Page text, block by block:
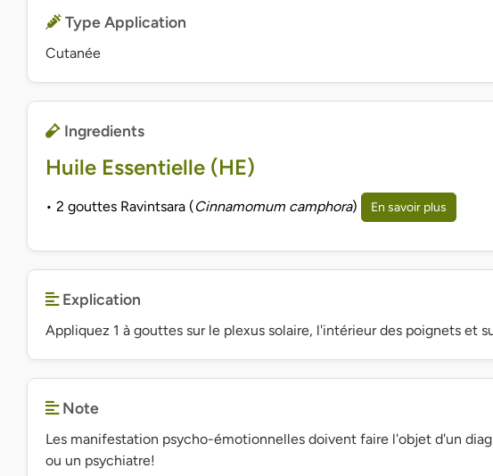
Type Application
Cutanée
Ingredients
Huile Essentielle (HE)
• 2 gouttes Ravintsara (Cinnamomum camphora) En savoir plus
Explication
Appliquez 1 à gouttes sur le plexus solaire, l'intérieur des poignets et
Note
Les manifestation psycho-émotionnelles doivent faire l'objet d'un
ou un psychiatre!